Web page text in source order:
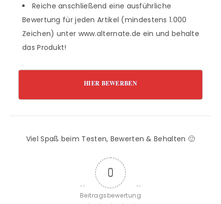
Reiche anschließend eine ausführliche
Bewertung für jeden Artikel (mindestens 1.000
Zeichen) unter www.alternate.de ein und behalte
das Produkt!
HIER BEWERBEN
Viel Spaß beim Testen, Bewerten & Behalten 🙂
0
Beitragsbewertung